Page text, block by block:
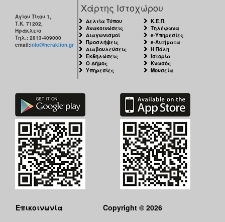
Αγίου Τίτου 1,
Τ.Κ. 71202,
Ηράκλειο
Τηλ.: 2813-409000
email:info@heraklion.gr
Χάρτης Ιστοχώρου
Δελτία Τύπου
Ανακοινώσεις
Διαγωνισμοί
Προσλήψεις
Διαβουλεύσεις
Εκδηλώσεις
Ο Δήμος
Υπηρεσίες
Κ.Ε.Π.
Τηλέφωνα
e-Υπηρεσίες
e-Αιτήματα
Η Πόλη
Ιστορία
Κνωσός
Μουσεία
Επικοινωνία Copyright © 2026